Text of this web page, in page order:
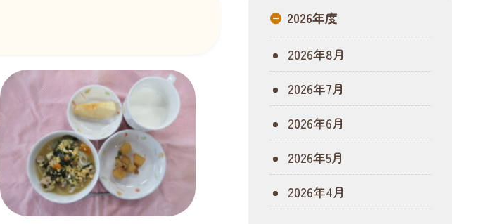
2026年度
2026年8月
2026年7月
2026年6月
2026年5月
2026年4月